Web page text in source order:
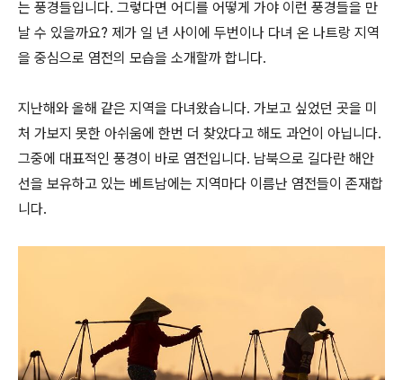
는 풍경들입니다. 그렇다면 어디를 어떻게 가야 이런 풍경들을 만
날 수 있을까요? 제가 일 년 사이에 두번이나 다녀 온 나트랑 지역
을 중심으로 염전의 모습을 소개할까 합니다.
지난해와 올해 같은 지역을 다녀왔습니다. 가보고 싶었던 곳을 미
처 가보지 못한 아쉬움에 한번 더 찾았다고 해도 과언이 아닙니다.
그중에 대표적인 풍경이 바로 염전입니다. 남북으로 길다란 해안
선을 보유하고 있는 베트남에는 지역마다 이름난 염전들이 존재합
니다.